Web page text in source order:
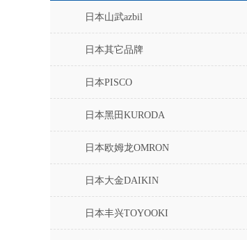
日本山武azbil
日本其它品牌
日本PISCO
日本黑田KURODA
日本欧姆龙OMRON
日本大金DAIKIN
日本丰兴TOYOOKI